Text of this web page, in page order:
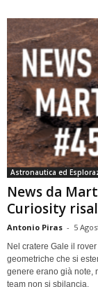
Astronautica ed
News da
Curiosity
Antonio Piras - 5
Nel cratere Gale il
geometriche che si
genere erano già note,
team non si sbilancia.